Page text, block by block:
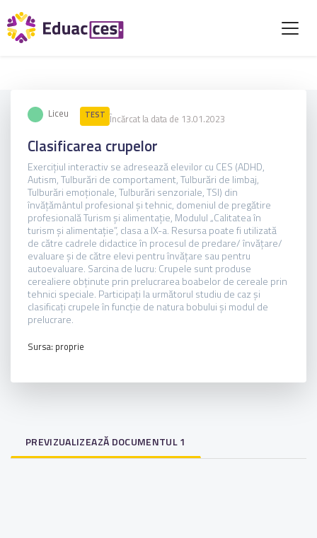
Liceu TEST Încărcat la data de 13.01.2023
Clasificarea crupelor
Exercițiul interactiv se adresează elevilor cu CES (ADHD,
Autism, Tulburări de comportament, Tulburări de limbaj,
Tulburări emoționale, Tulburări senzoriale, TSI) din
învățământul profesional și tehnic, domeniul de pregătire
profesională Turism și alimentație, Modulul „Calitatea în
turism și alimentație”, clasa a IX-a. Resursa poate fi utilizată
de către cadrele didactice în procesul de predare/ învățare/
evaluare și de către elevi pentru învățare sau pentru
autoevaluare. Sarcina de lucru: Crupele sunt produse
cerealiere obținute prin prelucrarea boabelor de cereale prin
tehnici speciale. Participați la următorul studiu de caz și
clasificați crupele în funcție de natura bobului și modul de
prelucrare.
Sursa: proprie
PREVIZUALIZEAZĂ DOCUMENTUL 1